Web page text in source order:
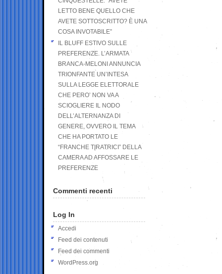
LETTO BENE QUELLO CHE
AVETE SOTTOSCRITTO? È UNA
COSA INVOTABILE”
IL BLUFF ESTIVO SULLE
PREFERENZE. L’ARMATA
BRANCA-MELONI ANNUNCIA
TRIONFANTE UN’INTESA
SULLA LEGGE ELETTORALE
CHE PERO’ NON VA A
SCIOGLIERE IL NODO
DELL’ALTERNANZA DI
GENERE, OVVERO IL TEMA
CHE HA PORTATO LE
“FRANCHE TIRATRICI” DELLA
CAMERA AD AFFOSSARE LE
PREFERENZE
Commenti recenti
Log In
Accedi
Feed dei contenuti
Feed dei commenti
WordPress.org